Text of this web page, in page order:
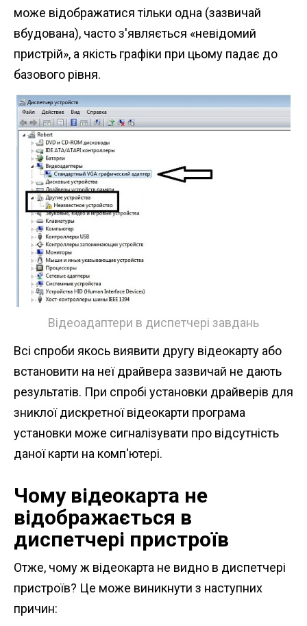
може відображатися тільки одна (зазвичай
вбудована), часто з'являється «невідомий
пристрій», а якість графіки при цьому падає до
базового рівня.
Відеоадаптери в диспетчері завдань
Всі спроби якось виявити другу відеокарту або
встановити на неї драйвера зазвичай не дають
результатів. При спробі установки драйверів для
зниклої дискретної відеокарти програма
установки може сигналізувати про відсутність
даної карти на комп'ютері.
Чому відеокарта не
відображається в
диспетчері пристроїв
Отже, чому ж відеокарта не видно в диспетчері
пристроїв? Це може виникнути з наступних
причин: